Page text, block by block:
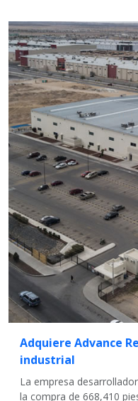
Adquiere Advance
industrial
La empresa
la compra de 668,410